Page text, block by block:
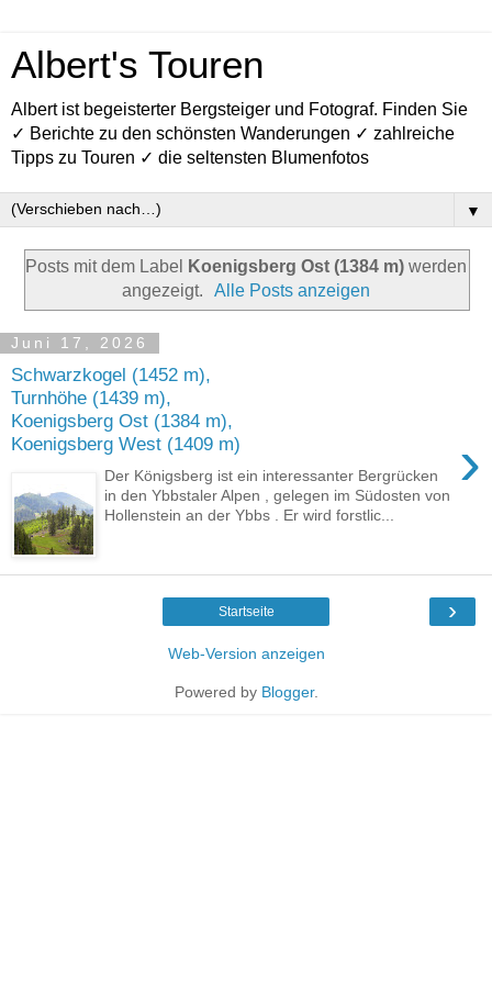
Albert's Touren
Albert ist begeisterter Bergsteiger und Fotograf. Finden Sie
✓ Berichte zu den schönsten Wanderungen ✓ zahlreiche
Tipps zu Touren ✓ die seltensten Blumenfotos
▼
Posts mit dem Label Koenigsberg Ost (1384 m) werden
angezeigt.
Alle Posts anzeigen
Juni 17, 2026
Schwarzkogel (1452 m),
Turnhöhe (1439 m),
Koenigsberg Ost (1384 m),
Koenigsberg West (1409 m)
›
Der Königsberg ist ein interessanter Bergrücken
in den Ybbstaler Alpen , gelegen im Südosten von
Hollenstein an der Ybbs . Er wird forstlic...
›
Startseite
Web-Version anzeigen
Powered by Blogger.